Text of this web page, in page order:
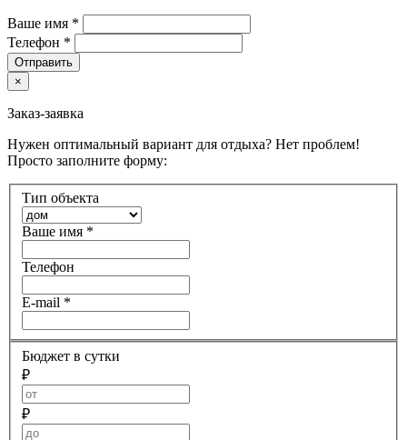
Ваше имя *
Телефон *
Отправить
×
Заказ-заявка
Нужен оптимальный вариант для отдыха? Нет проблем!
Просто заполните форму:
Тип объекта
Ваше имя *
Телефон
E-mail *
Бюджет в сутки
₽
₽